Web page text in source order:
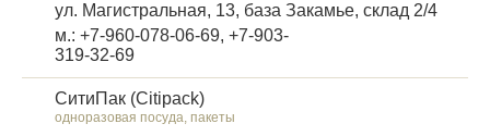
ул. Магистральная, 13, база Закамье, склад 2/4
м.: +7-960-078-06-69, +7-903-
319-32-69
СитиПак (Citipack)
одноразовая посуда, пакеты